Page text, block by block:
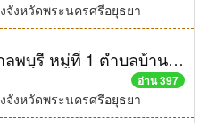
จังหวัดพระนครศรีอยุธยา
เขื่อนป้องกันตลิ่งริมแม่น้ำลพบุรี หมู่ที่ 1 ตำบลบ้านแพรก อำเภอบ้านแพรก จังหวัดพระนครศรีอยุธยา ความยาวไม่น้อยกว่า 81 เมตร ด้วยวิธีประกวดราคาอิเล็กทรอนิกส์ (e-bidding)
อ่าน 397
จังหวัดพระนครศรีอยุธยา